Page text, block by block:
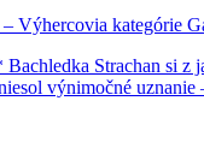
Výhercovia kategórie
Strachan si z
výnimočné